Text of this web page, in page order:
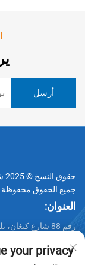
جميع الحقوق محفوظة
العنوان:
رقم 88 شارع
الهاتف:
your privacy